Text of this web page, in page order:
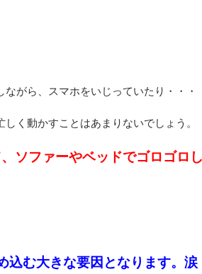
がら、スマホをいじっていたり・・・
く動かすことはあまりないでしょう。
ソファーやベッドでゴロゴロし
込む大きな要因となります。涙